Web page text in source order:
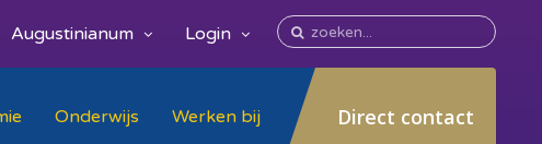
Login
Augustinianum
Onderwijs Werken bij Direct contact